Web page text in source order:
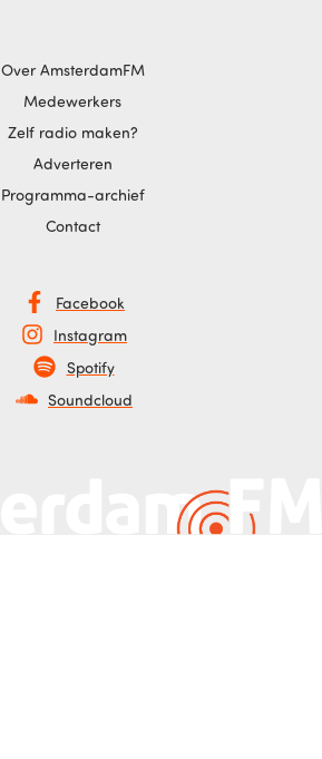
Over AmsterdamFM
Medewerkers
Zelf radio maken?
Adverteren
Programma-archief
Contact
Facebook
Instagram
Spotify
Soundcloud